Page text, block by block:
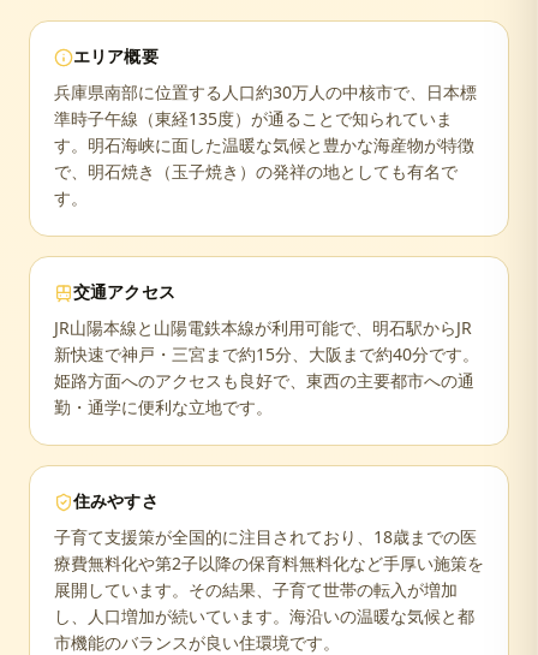
エリア概要
兵庫県南部に位置する人口約30万人の中核市で、日本標
準時子午線（東経135度）が通ることで知られていま
す。明石海峡に面した温暖な気候と豊かな海産物が特徴
で、明石焼き（玉子焼き）の発祥の地としても有名で
す。
交通アクセス
JR山陽本線と山陽電鉄本線が利用可能で、明石駅からJR
新快速で神戸・三宮まで約15分、大阪まで約40分です。
姫路方面へのアクセスも良好で、東西の主要都市への通
勤・通学に便利な立地です。
住みやすさ
子育て支援策が全国的に注目されており、18歳までの医
療費無料化や第2子以降の保育料無料化など手厚い施策を
展開しています。その結果、子育て世帯の転入が増加
し、人口増加が続いています。海沿いの温暖な気候と都
市機能のバランスが良い住環境です。